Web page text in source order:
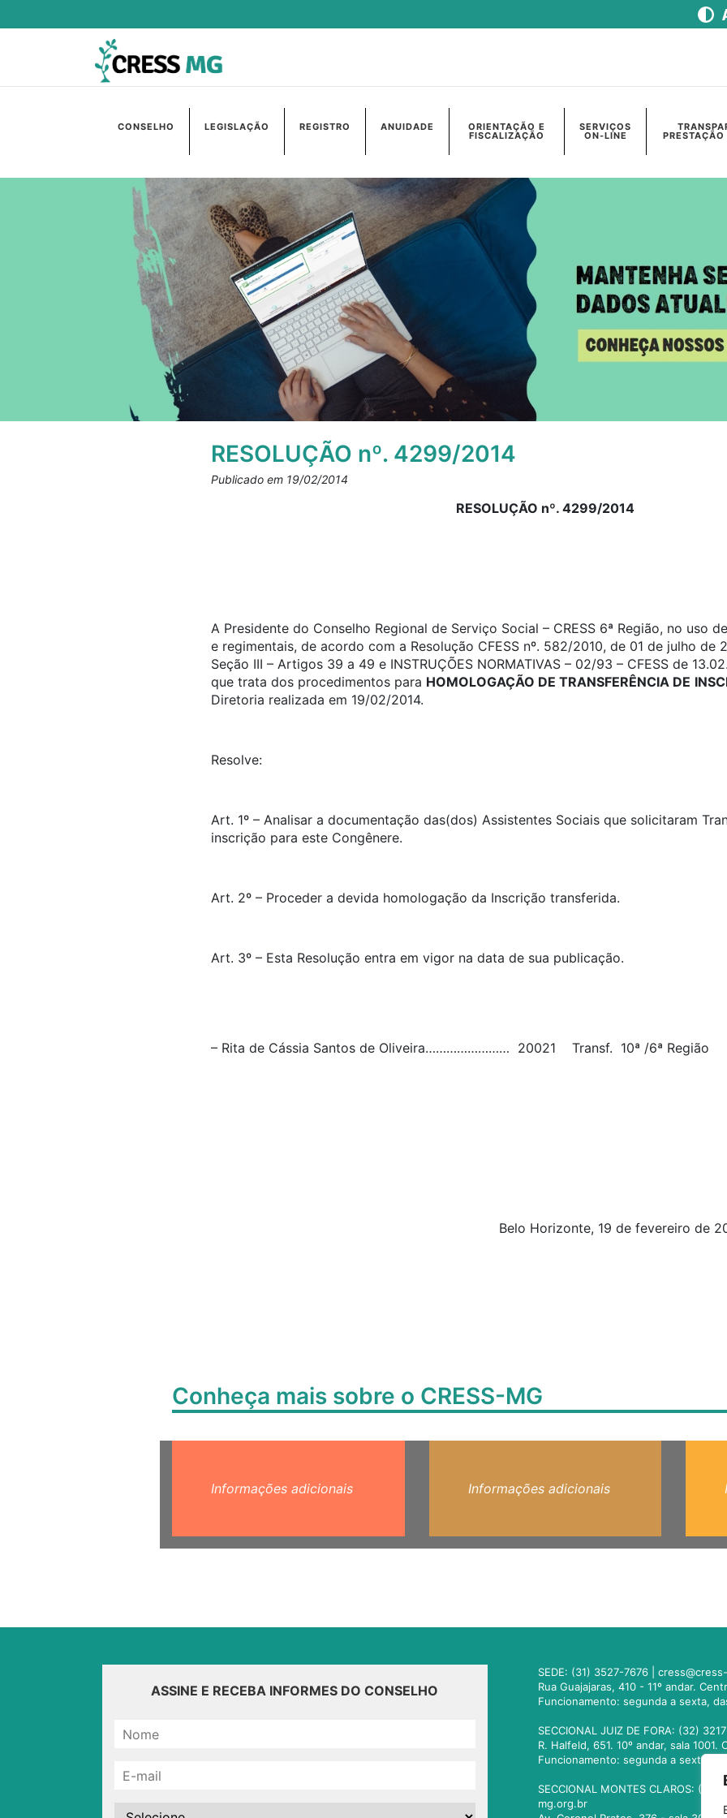
CONSELHO LEGISLAÇÃO REGISTRO ANUIDADE ORIENTAÇÃO E
FISCALIZAÇÃO
SERVIÇOS
ON-LINE
RESOLUÇÃO nº. 4299/2014
Publicado em 19/02/2014
RESOLUÇÃO nº. 4299/2014
A Presidente do Conselho Regional de Serviço Social – CRESS 6ª Região, no uso
e regimentais, de acordo com a Resolução CFESS nº. 582/2010, de 01 de julho de
Seção III – Artigos 39 a 49 e INSTRUÇÕES NORMATIVAS – 02/93 – CFESS de
que trata dos procedimentos para HOMOLOGAÇÃO DE TRANSFERÊNCIA DE
Diretoria realizada em 19/02/2014.
Resolve:
Art. 1º – Analisar a documentação das(dos) Assistentes Sociais que solicitaram
inscrição para este Congênere.
Art. 2º – Proceder a devida homologação da Inscrição transferida.
Art. 3º – Esta Resolução entra em vigor na data de sua publicação.
– Rita de Cássia Santos de Oliveira…………………… 20021 Transf. 10ª /6ª Região
Belo Horizonte, 19 de fevereiro de
Conheça mais sobre o CRESS-MG
Informações adicionais Informações adicionais
ASSINE E RECEBA INFORMES DO CONSELHO
SEDE: (31) 3527-7676 |
Rua Guajajaras, 410 - 11º andar.
Funcionamento: segunda a sexta,
SECCIONAL JUIZ DE FORA: (32)
R. Halfeld, 651. 10º andar, sala
Funcionamento: segunda a sexta,
SECCIONAL MONTES CLAROS:
mg.org.br